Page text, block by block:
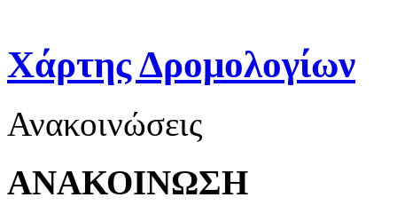
Χάρτης Δρομολογίων
Ανακοινώσεις
ΑΝΑΚΟΙΝΩΣΗ